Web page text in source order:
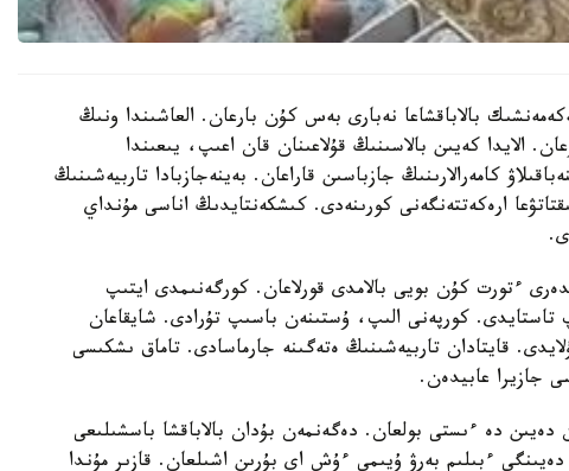
بالاباقشاعا نەبارى بەس كۇن بارعان. العاشىندا ونىڭ
الايدا كەيىن بالاسىنىڭ قۇلاعىنان قان اعىپ، يىعىندا
كامەرالارىنىڭ جازباسىن قاراعان. بەينەجازبادا تاربيەشىنىڭ
ارەكەتتەنگەنى كورىنەدى. كىشكەنتايدىڭ اناسى مۇنداي
ءتورت كۇن بويى بالامدى قورلاعان. كورگەنىمدى ايتىپ
تاستايدى. كورپەنى الىپ، ۇستىنەن باسىپ تۇرادى. شايقاعان
قايتادان تاربيەشىنىڭ ەتەگىنە جارماسادى. تاماق ىشكىسى
جازيرا عابيدەن.
دەيىن دە ءىستى بولعان. دەگەنمەن بۇدان بالاباقشا باسشىلىعى
ءبىلىم بەرۋ ۇيىمى ءۇش اي بۇرىن اشىلعان. قازىر مۇندا